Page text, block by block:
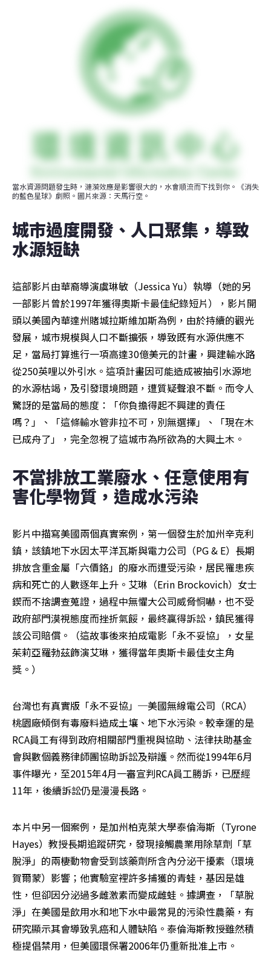
當水資源問題發生時，漣漪效應是影響很大的，水會順流而下找到你。《消失
的藍色星球》劇照。圖片來源：天馬行空。
城市過度開發、人口聚集，導致
水源短缺
這部影片由華裔導演虞琳敏（Jessica Yu）執導（她的另
一部影片曾於1997年獲得奧斯卡最佳紀錄短片），影片開
頭以美國內華達州賭城拉斯維加斯為例，由於持續的觀光
發展，城市規模與人口不斷擴張，導致既有水源供應不
足，當局打算進行一項高達30億美元的計畫，興建輸水路
從250英哩以外引水。這項計畫因可能造成被抽引水源地
的水源枯竭，及引發環境問題，遭質疑聲浪不斷。而令人
驚訝的是當局的態度：「你負擔得起不興建的責任
嗎？」、「這條輸水管非拉不可，別無選擇」、「現在木
已成舟了」，完全忽視了這城市為所欲為的大興土木。
不當排放工業廢水、任意使用有
害化學物質，造成水污染
影片中描寫美國兩個真實案例，第一個發生於加州辛克利
鎮，該鎮地下水因太平洋瓦斯與電力公司（PG & E）長期
排放含重金屬「六價鉻」的廢水而遭受污染，居民罹患疾
病和死亡的人數逐年上升。艾琳（Erin Brockovich）女士
鍥而不捨調查蒐證，過程中無懼大公司威脅恫嚇，也不受
政府部門漠視態度而挫折氣餒，最終贏得訴訟，鎮民獲得
該公司賠償。（這故事後來拍成電影「永不妥協」，女星
茱莉亞羅勃茲飾演艾琳，獲得當年奧斯卡最佳女主角
獎。）
台灣也有真實版「永不妥協」─美國無線電公司（RCA）
桃園廠傾倒有毒廢料造成土壤、地下水污染。較幸運的是
RCA員工有得到政府相關部門重視與協助、法律扶助基金
會與數個義務律師團協助訴訟及辯護。然而從1994年6月
事件曝光，至2015年4月一審宣判RCA員工勝訴，已歷經
11年，後續訴訟仍是漫漫長路。
本片中另一個案例，是加州柏克萊大學泰倫海斯（Tyrone
Hayes）教授長期追蹤研究，發現接觸農業用除草劑「草
脫淨」的兩棲動物會受到該藥劑所含內分泌干擾素（環境
賀爾蒙）影響；他實驗室裡許多捕獲的青蛙，基因是雄
性，但卻因分泌過多雌激素而變成雌蛙。據調查，「草脫
淨」在美國是飲用水和地下水中最常見的污染性農藥，有
研究顯示其會導致乳癌和人體缺陷。泰倫海斯教授雖然積
極提倡禁用，但美國環保署2006年仍重新批准上市。